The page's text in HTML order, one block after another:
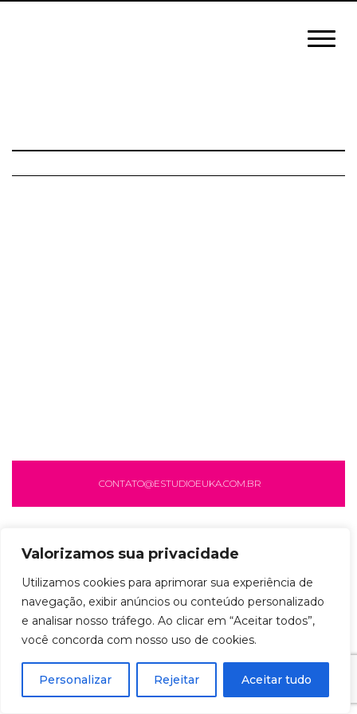
Valorizamos sua privacidade
Utilizamos cookies para aprimorar sua experiência de
navegação, exibir anúncios ou conteúdo personalizado
e analisar nosso tráfego. Ao clicar em “Aceitar todos”,
você concorda com nosso uso de cookies.
Personalizar Rejeitar Aceitar tudo
CONTATO@ESTUDIOEUKA.COM.BR